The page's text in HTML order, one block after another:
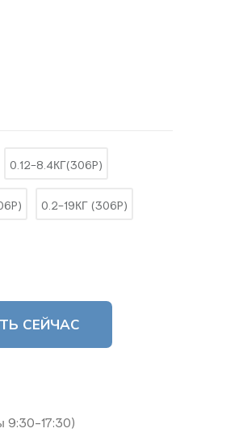
0.12-8.4КГ(306P)
0.2-19КГ (306P)
СЕЙЧАС
9:30-17:30)